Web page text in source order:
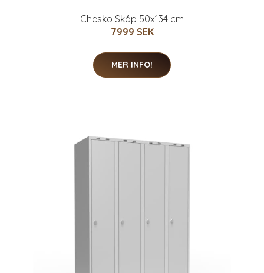
Chesko Skåp 50x134 cm
7999 SEK
MER INFO!